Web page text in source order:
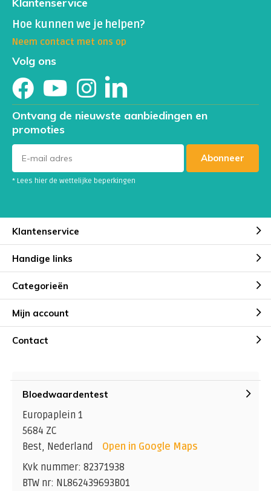
Hoe kunnen we je helpen?
Neem contact met ons op
Volg ons
Ontvang de nieuwste aanbiedingen en
promoties
Abonneer
* Lees hier de wettelijke beperkingen
Klantenservice
Handige links
Categorieën
Mijn account
Contact
Bloedwaardentest
Europaplein 1
5684 ZC
Best, Nederland
Open in Google Maps
Kvk nummer: 82371938
BTW nr: NL862439693B01